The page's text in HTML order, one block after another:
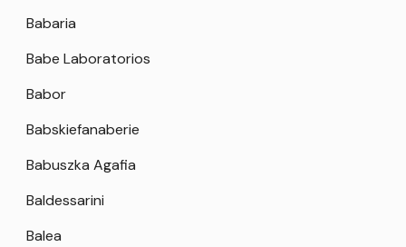
Babaria
Babe Laboratorios
Babor
Babskiefanaberie
Babuszka Agafia
Baldessarini
Balea